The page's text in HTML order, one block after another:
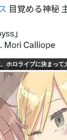
ホロライブに決まって